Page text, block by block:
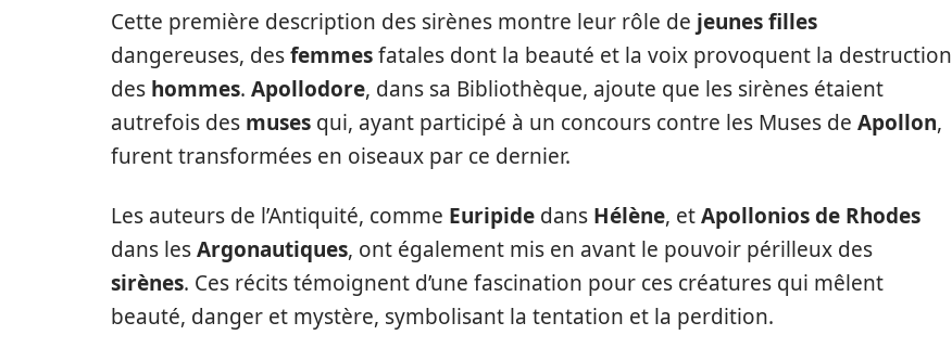
Cette première description des sirènes montre leur rôle de jeunes filles
dangereuses, desfemmesfatales dont la beauté et la voix provoquent la destruction
des hommes. Apollodore, dans sa Bibliothèque, ajoute que les sirènes étaient
autrefois des muses qui, ayant participé à un concours contre les Muses de Apollon,
furent transformées en oiseaux par ce dernier.
Les auteurs de l’Antiquité, comme Euripide dans Hélène, etApollonios de Rhodes
dans lesArgonautiques, ont également mis en avant le pouvoir périlleux des
sirènes. Ces récits témoignent d’une fascination pour ces créatures qui mêlent
beauté, danger et mystère, symbolisant la tentation et la perdition.